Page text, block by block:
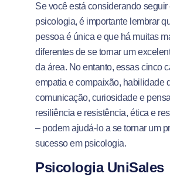
Se você está considerando seguir
psicologia, é importante lembrar
pessoa é única e que há muitas
diferentes de se tornar um
da área. No entanto, essas cinco
empatia e compaixão, habilidade
comunicação, curiosidade e
resiliência e resistência, ética e
– podem ajudá-lo a se tornar um
sucesso em psicologia.
Psicologia UniSales